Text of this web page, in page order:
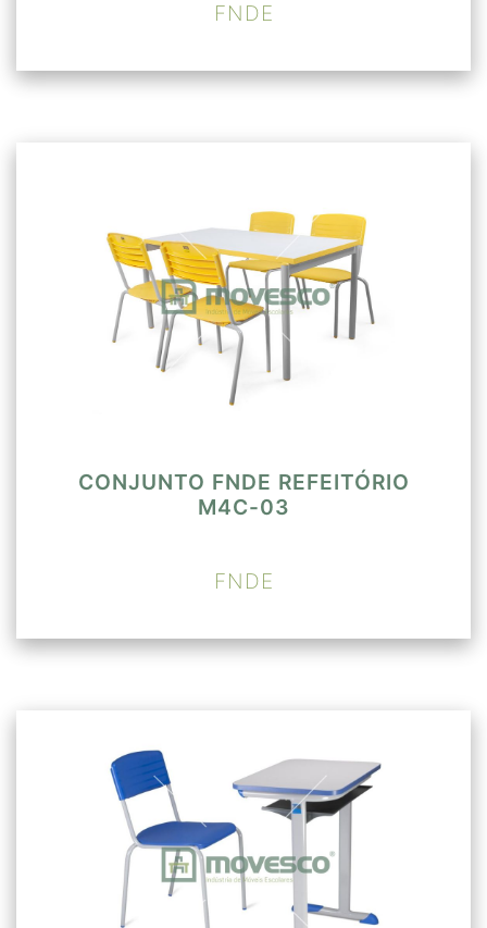
FNDE
CONJUNTO FNDE REFEITÓRIO
M4C-03
FNDE